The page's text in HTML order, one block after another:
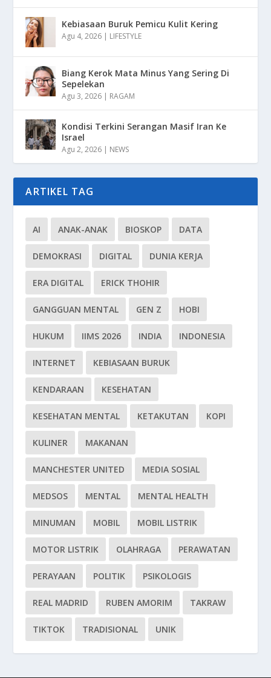
Kebiasaan Buruk Pemicu Kulit Kering
Agu 4, 2026 | LIFESTYLE
Biang Kerok Mata Minus Yang Sering Di
Sepelekan
Agu 3, 2026 | RAGAM
Kondisi Terkini Serangan Masif Iran Ke
Israel
Agu 2, 2026 | NEWS
ARTIKEL TAG
AI ANAK-ANAK BIOSKOP DATA
DEMOKRASI DIGITAL DUNIA KERJA
ERA DIGITAL ERICK THOHIR
GANGGUAN MENTAL GEN Z HOBI
HUKUM IIMS 2026 INDIA INDONESIA
INTERNET KEBIASAAN BURUK
KENDARAAN KESEHATAN
KESEHATAN MENTAL KETAKUTAN KOPI
KULINER MAKANAN
MANCHESTER UNITED MEDIA SOSIAL
MEDSOS MENTAL MENTAL HEALTH
MINUMAN MOBIL MOBIL LISTRIK
MOTOR LISTRIK OLAHRAGA PERAWATAN
PERAYAAN POLITIK PSIKOLOGIS
REAL MADRID RUBEN AMORIM TAKRAW
TIKTOK TRADISIONAL UNIK